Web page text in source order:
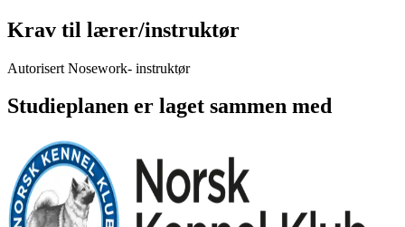
Krav til lærer/instruktør
Autorisert Nosework- instruktør
Studieplanen er laget sammen med